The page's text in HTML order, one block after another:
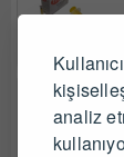
analiz
TTT Plastik
( 900 Adet )